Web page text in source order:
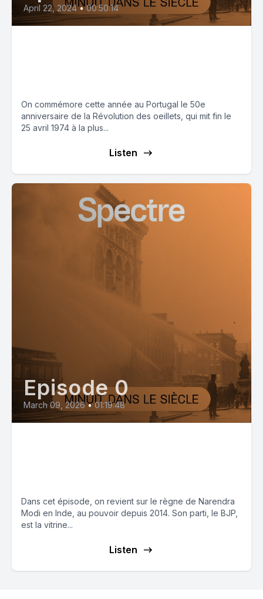
April 22, 2024 • 00:50:14
On commémore cette année au Portugal le 50e
anniversaire de la Révolution des oeillets, qui mit fin le
25 avril 1974 à la plus...
Listen
Episode 0
March 09, 2026 • 01:19:48
Dans cet épisode, on revient sur le règne de Narendra
Modi en Inde, au pouvoir depuis 2014. Son parti, le BJP,
est la vitrine...
Listen